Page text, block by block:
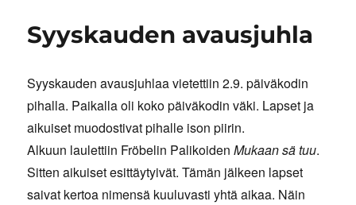
Syyskauden avausjuhla
Syyskauden avausjuhlaa vietettiin 2.9. päiväkodin
pihalla. Paikalla oli koko päiväkodin väki. Lapset ja
aikuiset muodostivat pihalle ison piirin.
Alkuun laulettiin Fröbelin PalikoidenMukaan sä tuu.
Sitten aikuiset esittäytyivät. Tämän jälkeen lapset
saivat kertoa nimensä kuuluvasti yhtä aikaa. Näin